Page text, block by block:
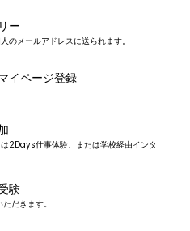
ー
のメールアドレスに送られます。
イページ登録
2Days仕事体験、または学校経由インタ
験
だきます。